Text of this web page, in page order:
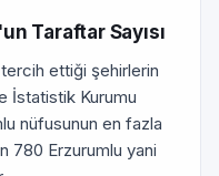
Taraftar Sayısı
ettiği şehirlerin
İstatistik Kurumu
nüfusunun en fazla
780 Erzurumlu yani